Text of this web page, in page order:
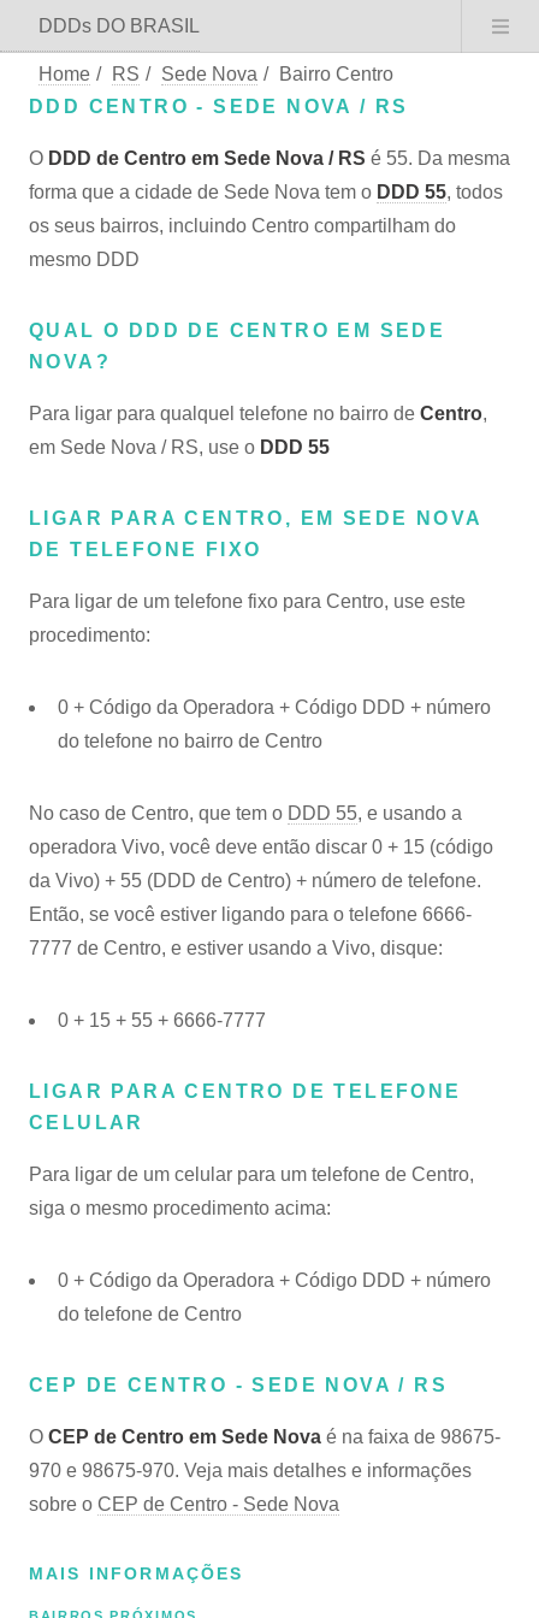
DDDs DO BRASIL
Home / RS / Sede Nova /
Bairro Centro
DDD CENTRO - SEDE NOVA / RS
O DDD de Centro em Sede Nova / RS é 55. Da mesma
forma que a cidade de Sede Nova tem o DDD 55, todos
os seus bairros, incluindo Centro compartilham do
mesmo DDD
QUAL O DDD DE CENTRO EM SEDE
NOVA?
Para ligar para qualquel telefone no bairro de Centro,
em Sede Nova / RS, use o DDD 55
LIGAR PARA CENTRO, EM SEDE NOVA
DE TELEFONE FIXO
Para ligar de um telefone fixo para Centro, use este
procedimento:
0 + Código da Operadora + Código DDD + número
do telefone no bairro de Centro
No caso de Centro, que tem o DDD 55, e usando a
operadora Vivo, você deve então discar 0 + 15 (código
da Vivo) + 55 (DDD de Centro) + número de telefone.
Então, se você estiver ligando para o telefone 6666-
7777 de Centro, e estiver usando a Vivo, disque:
0 + 15 + 55 + 6666-7777
LIGAR PARA CENTRO DE TELEFONE
CELULAR
Para ligar de um celular para um telefone de Centro,
siga o mesmo procedimento acima:
0 + Código da Operadora + Código DDD + número
do telefone de Centro
CEP DE CENTRO - SEDE NOVA / RS
O CEP de Centro em Sede Nova é na faixa de 98675-
970 e 98675-970. Veja mais detalhes e informações
sobre o CEP de Centro - Sede Nova
MAIS INFORMAÇÕES